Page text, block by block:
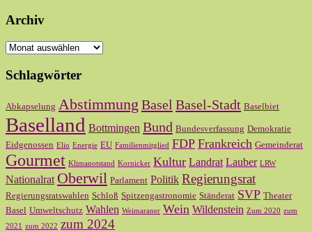
Archiv
Archiv
Schlagwörter
Abkapselung Abstimmung Basel Basel-Stadt Baselbiet
Baselland Bottmingen Bund Bundesverfassung Demokratie
Eidgenossen Elio Energie EU Familienmitglied FDP Frankreich Gemeinderat
Gourmet Klimanotstand Kornicker Kultur Landrat Lauber LRW
Nationalrat Oberwil Parlament Politik Regierungsrat
Regierungsratswahlen Schloß Spitzengastronomie Ständerat SVP Theater
Basel Umweltschutz Wahlen Weimaraner Wein Wildenstein Zum 2020 zum
2021
zum 2022 zum 2024